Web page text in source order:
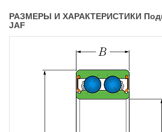
РАЗМЕРЫ И ХАРАКТЕРИСТИКИ
JAF